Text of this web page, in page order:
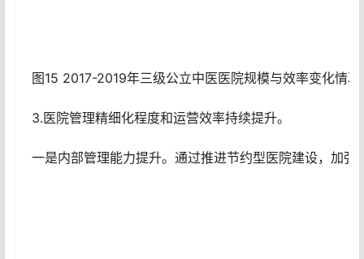
图15 2017-2019年三级公立中医医院规模与效率变化情况
3.医院管理精细化程度和运营效率持续提升。
一是内部管理能力提升。通过推进节约型医院建设，加